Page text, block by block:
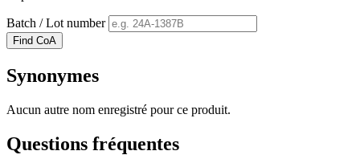
Batch / Lot number
Find CoA
Synonymes
Aucun autre nom enregistré pour ce produit.
Questions fréquentes